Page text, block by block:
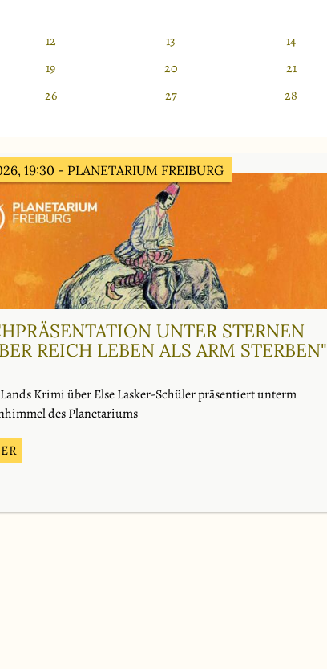
12 13
14
19 20
21
26 27
28
UNTER STERNEN
REICH LEBEN ALS ARM STERBEN"
19:30 - PLANETARIUM FREIBURG
Krimi über Else Lasker-Schüler präsentiert unterm
des Planetariums